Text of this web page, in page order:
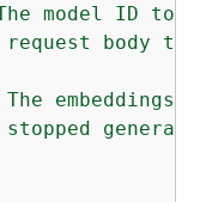
model ID to
body to
embeddings